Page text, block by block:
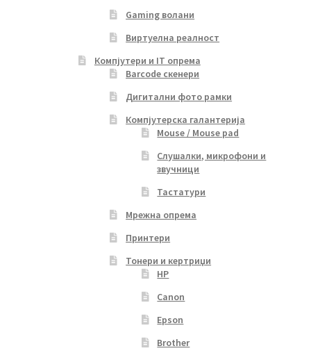
Gaming волани
Виртуелна реалност
Компјутери и IT опрема
Barcode скенери
Дигитални фото рамки
Компјутерска галантерија
Mouse / Mouse pad
Слушалки, микрофони и
звучници
Тастатури
Мрежна опрема
Принтери
Тонери и кертриџи
HP
Canon
Epson
Brother